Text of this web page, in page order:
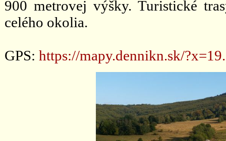
900 metrovej výšky. Turistické
celého okolia.
GPS: https://mapy.dennikn.sk/